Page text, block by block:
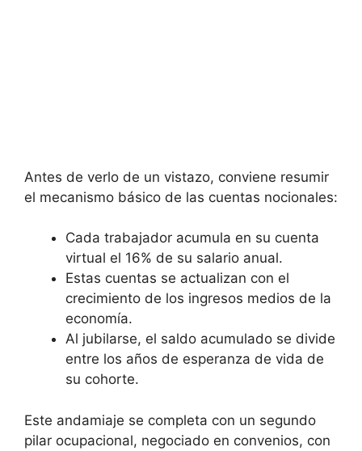
Antes de verlo de un vistazo, conviene resumir
el mecanismo básico de las cuentas nocionales:
Cada trabajador acumula en su cuenta
virtual el 16% de su salario anual.
Estas cuentas se actualizan con el
crecimiento de los ingresos medios de la
economía.
Al jubilarse, el saldo acumulado se divide
entre los años de esperanza de vida de
su cohorte.
Este andamiaje se completa con un segundo
pilar ocupacional, negociado en convenios, con